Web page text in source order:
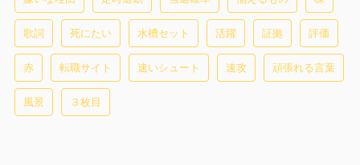
歌詞 死にたい 水槽セット 活躍 証拠 評価
赤 転職サイト 速いシュート 速攻 頑張れる言葉
風景 ３枚目